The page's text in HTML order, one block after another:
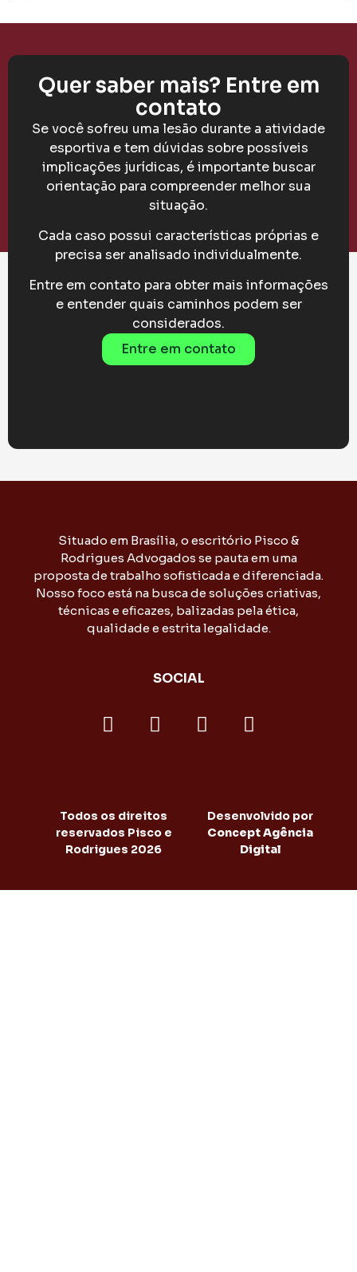
Quer saber mais? Entre em
contato
Se você sofreu uma lesão durante a atividade
esportiva e tem dúvidas sobre possíveis
implicações jurídicas, é importante buscar
orientação para compreender melhor sua
situação.
Cada caso possui características próprias e
precisa ser analisado individualmente.
Entre em contato para obter mais informações
e entender quais caminhos podem ser
considerados.
Entre em contato
Situado em Brasília, o escritório Pisco &
Rodrigues Advogados se pauta em uma
proposta de trabalho sofisticada e diferenciada.
Nosso foco está na busca de soluções criativas,
técnicas e eficazes, balizadas pela ética,
qualidade e estrita legalidade.
SOCIAL
Todos os direitos
reservados Pisco e
Rodrigues 2026
Desenvolvido por
Concept Agência
Digital